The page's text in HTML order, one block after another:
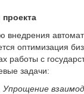
внедрения
оптимизация
работы с
задачи:
Упрощение